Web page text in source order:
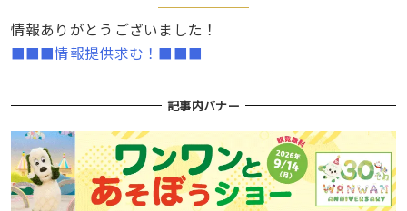
情報ありがとうございました！
■■■情報提供求む！■■■
記事内バナー